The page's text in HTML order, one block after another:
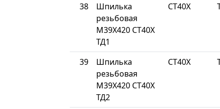
38
Шпилька
резьбовая
М39Х420 СТ40Х
ТД1
СТ40Х
39
Шпилька
резьбовая
М39Х420 СТ40Х
ТД2
СТ40Х